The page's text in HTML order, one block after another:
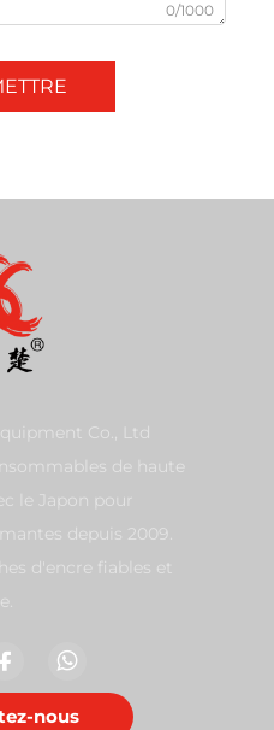
0/1000
Co., Ltd
de haute
le Japon pour
depuis 2009.
d'encre fiables et
nous